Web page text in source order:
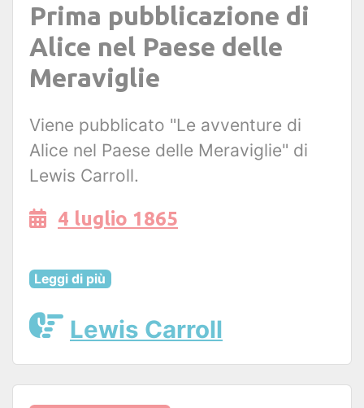
Prima pubblicazione di
Alice nel Paese delle
Meraviglie
Viene pubblicato "Le avventure di
Alice nel Paese delle Meraviglie" di
Lewis Carroll.
4 luglio 1865
Leggi di più
Lewis Carroll